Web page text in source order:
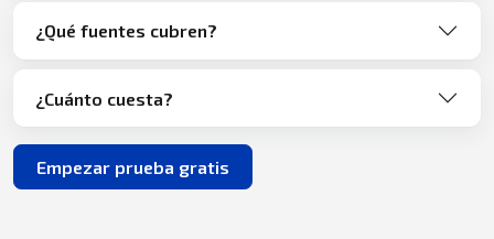
¿Qué fuentes cubren?
¿Cuánto cuesta?
Empezar prueba gratis